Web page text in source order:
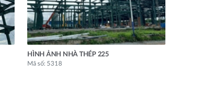
HÌNH ẢNH NHÀ THÉP 225
Mã số: 5318